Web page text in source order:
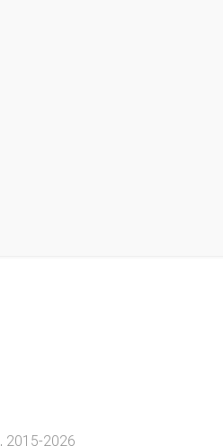
, 2015-2026